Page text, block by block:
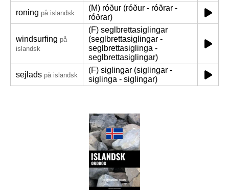
roning på islandsk
(M) róður (róður - róðrar -
róðrar)
windsurfing på
islandsk
(F) seglbrettasiglingar
(seglbrettasiglingar -
seglbrettasiglinga -
seglbrettasiglingar)
sejlads på islandsk
(F) siglingar (siglingar -
siglinga - siglingar)